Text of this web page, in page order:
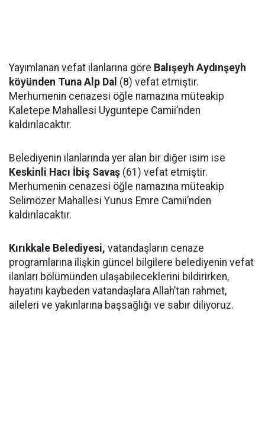
Yayımlanan vefat ilanlarına göre Balışeyh Aydınşeyh
köyünden Tuna Alp Dal (8) vefat etmiştir.
Merhumenin cenazesi öğle namazına müteakip
Kaletepe Mahallesi Uyguntepe Camii’nden
kaldırılacaktır.
Belediyenin ilanlarında yer alan bir diğer isim ise
Keskinli Hacı İbiş Savaş (61) vefat etmiştir.
Merhumenin cenazesi öğle namazına müteakip
Selimözer Mahallesi Yunus Emre Camii’nden
kaldırılacaktır.
Kırıkkale Belediyesi, vatandaşların cenaze
programlarına ilişkin güncel bilgilere belediyenin vefat
ilanları bölümünden ulaşabileceklerini bildirirken,
hayatını kaybeden vatandaşlara Allah’tan rahmet,
aileleri ve yakınlarına başsağlığı ve sabır diliyoruz.